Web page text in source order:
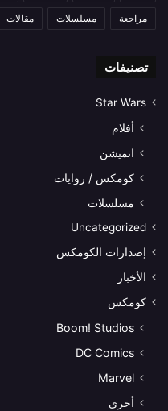
مراجعة مسلسلات مقالات
تصنيفات
Star Wars
أفلام
انميشن
كومكس / روايات
مسلسلات
Uncategorized
إصدارات الكومكس
الأخبار
كومكس
Boom! Studios
DC Comics
Marvel
أخرى